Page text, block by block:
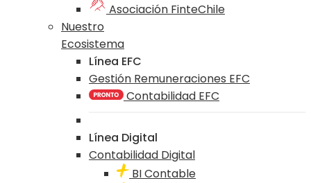
Asociación FinteChile
Nuestro
Ecosistema
Línea EFC
Gestión Remuneraciones EFC
Contabilidad EFC
Línea Digital
Contabilidad Digital
BI Contable